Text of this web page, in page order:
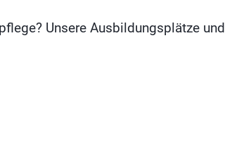
Unsere Ausbildungsplätze und